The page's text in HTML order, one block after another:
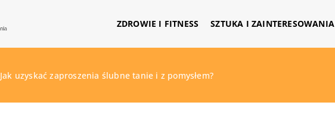
ZDROWIE I FITNESS SZTUKA I ZAINTERESOWANIA
Jak uzyskać zaproszenia ślubne tanie i z pomysłem?